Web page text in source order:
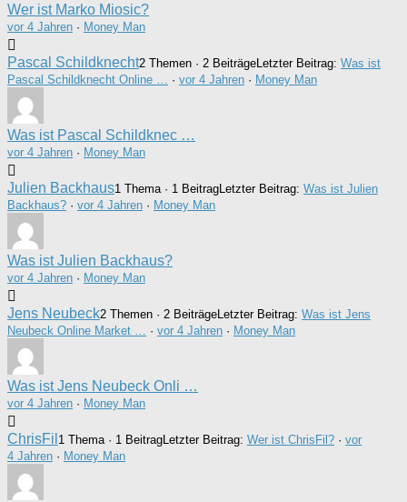
Wer ist Marko Miosic?
vor 4 Jahren · Money Man
Pascal Schildknecht2 Themen · 2 BeiträgeLetzter Beitrag: Was ist
Pascal Schildknecht Online …
· vor 4 Jahren · Money Man
Was ist Pascal Schildknec …
vor 4 Jahren · Money Man
Julien Backhaus1 Thema · 1 BeitragLetzter Beitrag: Was ist Julien
Backhaus? · vor 4 Jahren · Money Man
Was ist Julien Backhaus?
vor 4 Jahren · Money Man
Jens Neubeck2 Themen · 2 BeiträgeLetzter Beitrag: Was ist Jens
Neubeck Online Market …
· vor 4 Jahren · Money Man
Was ist Jens Neubeck Onli …
vor 4 Jahren · Money Man
ChrisFil 1 Thema · 1 BeitragLetzter Beitrag: Wer ist ChrisFil? · vor
4 Jahren · Money Man